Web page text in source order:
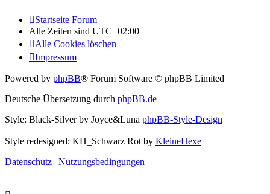
Startseite Forum
Alle Zeiten sind UTC+02:00
Alle Cookies löschen
Impressum
Powered by phpBB® Forum Software © phpBB Limited
Deutsche Übersetzung durch phpBB.de
Style: Black-Silver by Joyce&Luna phpBB-Style-Design
Style redesigned: KH_Schwarz Rot by KleineHexe
Datenschutz | Nutzungsbedingungen